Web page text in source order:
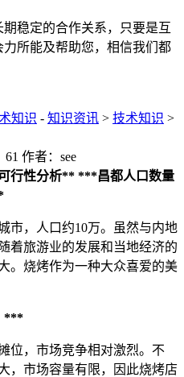
稳定的合作关系，只要是互
所能及帮助您，相信我们都
知识 - 知识资讯 > 技术知识 >
61 作者：see
行性分析** ***昌都人口数量
市，人口约10万。虽然与内地
着旅游业的发展和当地经济的
。烧烤作为一种大众喜爱的美
***
位，市场竞争相对激烈。不
，市场容量有限，因此烧烤店